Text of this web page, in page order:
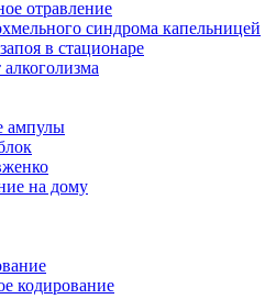
отравление
синдрома капельницей
в стационаре
ампулы
на дому
кодирование